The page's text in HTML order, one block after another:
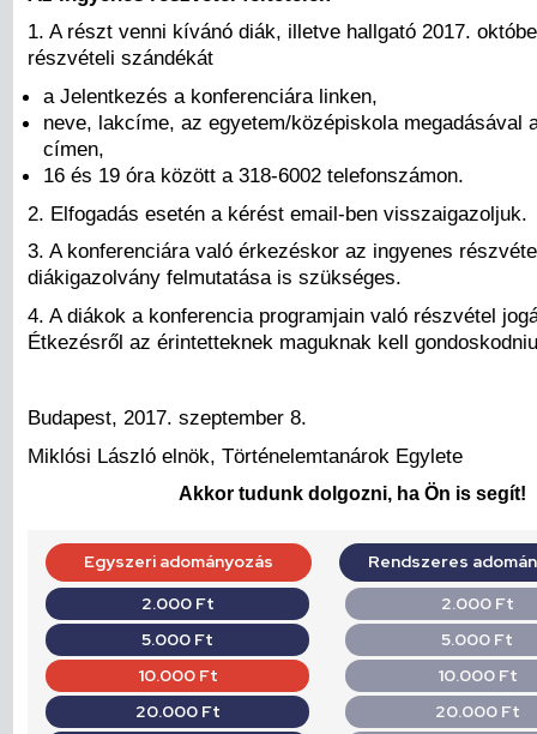
1. A részt venni kívánó diák, illetve hallgató 2017.
részvételi szándékát
a Jelentkezés a konferenciára linken,
neve, lakcíme, az egyetem/középiskola megadásával
címen,
16 és 19 óra között a 318-6002 telefonszámon.
2. Elfogadás esetén a kérést email-ben visszaigazoljuk.
3. A konferenciára való érkezéskor az ingyenes
diákigazolvány felmutatása is szükséges.
4. A diákok a konferencia programjain való részvétel
Étkezésről az érintetteknek maguknak kell
Budapest, 2017. szeptember 8.
Miklósi László elnök, Történelemtanárok Egylete
Akkor tudunk dolgozni, ha Ön is segít!